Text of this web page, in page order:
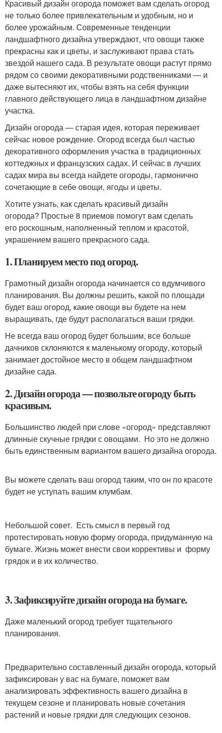
Красивый дизайн огорода поможет вам сделать огород
не только более привлекательным и удобным, но и
более урожайным. Современные тенденции
ландшафтного дизайна утверждают, что овощи также
прекрасны как и цветы, и заслуживают права стать
звездой нашего сада. В результате овощи растут прямо
рядом со своими декоративными родственниками — и
даже вытесняют их, чтобы взять на себя функции
главного действующего лица в ландшафтном дизайне
участка.
Дизайн огорода — старая идея, которая переживает
сейчас новое рождение. Огород всегда был частью
декоративного оформления участка в традиционных
коттеджных и французских садах. И сейчас в лучших
садах мира вы всегда найдете огороды, гармонично
сочетающие в себе овощи, ягоды и цветы.
Хотите узнать, как сделать красивый дизайн
огорода? Простые 8 приемов помогут вам сделать
его роскошным, наполненный теплом и красотой,
украшением вашего прекрасного сада.
1. Планируем место под огород.
Грамотный дизайн огорода начинается со вдумчивого
планирования. Вы должны решить, какой по площади
будет ваш огород, какие овощи вы будете на нем
выращивать, где будут располагаться ваши грядки.
Не всегда ваш огород будет большим, все больше
дачников склоняются к маленькому огороду, который
занимает достойное место в общем ландшафтном
дизайне сада.
2. Дизайн огорода — позвольте огороду быть
красивым.
Большинство людей при слове «огород» представляют
длинные скучные грядки с овощами. Но это не должно
быть единственным вариантом вашего дизайна огорода.
Вы можете сделать ваш огород таким, что он по красоте
будет не уступать вашим клумбам.
Небольшой совет. Есть смысл в первый год
протестировать новую форму огорода, придуманную на
бумаге. Жизнь может внести свои коррективы и форму
грядок и в их количество.
3. Зафиксируйте дизайн огорода на бумаге.
Даже маленький огород требует тщательного
планирования.
Предварительно составленный дизайн огорода, который
зафиксирован у вас на бумаге, поможет вам
анализировать эффективность вашего дизайна в
текущем сезоне и планировать новые сочетания
растений и новые грядки для следующих сезонов.